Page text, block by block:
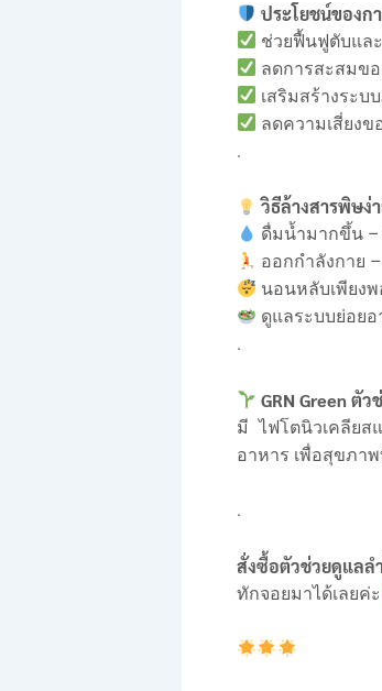
ประโยชน์ของก
ช่วยฟื้นฟูตับแล
ลดการสะสมข
เสริมสร้างระ
ลดความเสี่ยงข
.
วิธีล้างสารพิษง่
ดื่มน้ำมากขึ้น
ออกกำลังกาย
นอนหลับเพียง
ดูแลระบบย่อย
.
GRN Green ตั
มี ไฟโตนิวเคลีย
อาหาร เพื่อสุขภา
.
สั่งซื้อตัวช่วยดูแลล
ทักจอยมาได้เลยค่ะ